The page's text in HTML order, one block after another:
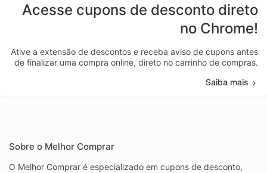
Acesse cupons de desconto direto
no Chrome!
Ative a extensão de descontos e receba aviso de cupons antes
de finalizar uma compra online, direto no carrinho de compras.
Saiba mais
Sobre o Melhor Comprar
O Melhor Comprar é especializado em cupons de desconto,